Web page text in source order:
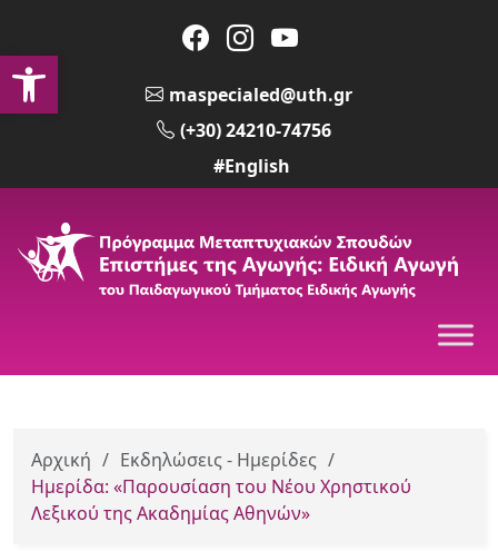
Ανοίξτε τη γραμμή εργαλείων
maspecialed@uth.gr
(+30) 24210-74756
#English
Αρχική / Εκδηλώσεις - Ημερίδες /
Ημερίδα: «Παρουσίαση του Νέου Χρηστικού
Λεξικού της Ακαδημίας Αθηνών»